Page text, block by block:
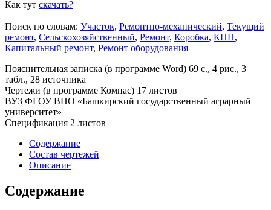
Как тут скачать?
Поиск по словам: Участок, Ремонтно-механический, Текущий
ремонт, Сельскохозяйственный, Ремонт, Коробка, КПП,
Капитальный ремонт, Ремонт оборудования
Пояснительная записка (в программе Word) 69 с., 4 рис., 3
табл., 28 источника
Чертежи (в программе Компас) 17 листов
ВУЗ ФГОУ ВПО «Башкирский государственный аграрный
университет»
Спецификация 2 листов
Содержание
Состав чертежей
Описание
Содержание